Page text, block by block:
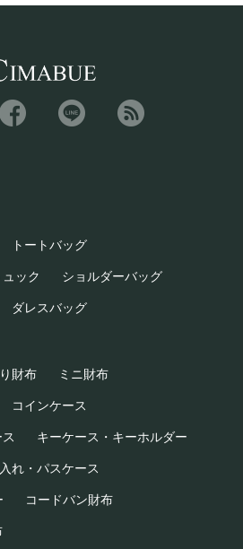
トートバッグ
ック ショルダーバッグ
ダレスバッグ
財布 ミニ財布
コインケース
キーケース・キーホルダー
れ・パスケース
コードバン財布